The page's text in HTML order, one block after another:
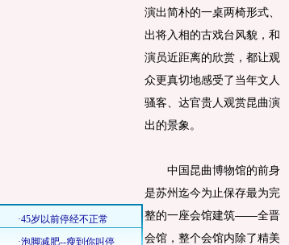
演出简朴的一桌两椅形式、
出将入相的古戏台风貌，和
演员近距离的欣赏，都让观
众更真切地感受了当年文人
骚客、达官贵人观赏昆曲演
出的景象。
中国昆曲博物馆的前身
是苏州迄今为止保存最为完
整的一座会馆建筑——全晋
会馆，整个会馆内除了精美